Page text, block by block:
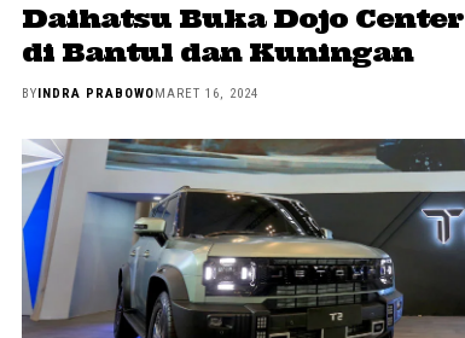
Daihatsu Buka Dojo Center
di Bantul dan Kuningan
BY INDRA PRABOWO MARET 16, 2024